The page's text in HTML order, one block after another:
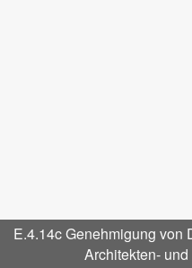
E.4.14c Genehmigung von
Architekten-